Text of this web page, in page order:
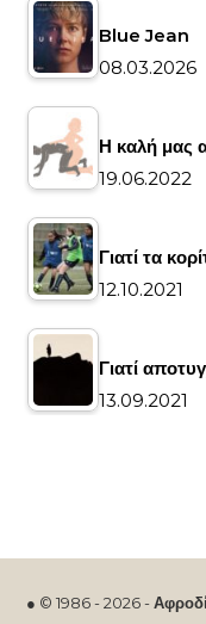
Blue Jean
08.03.2026
Η καλή μας
19.06.2022
Γιατί τα
12.10.2021
Γιατί
13.09.2021
● © 1986 - 2026 -